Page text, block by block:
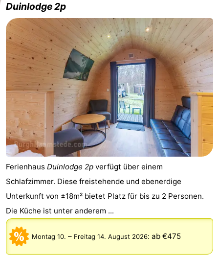
-
Schwimmbader
-
Radfahren
-
Wandern
-
Reiten
Golfplatze
-
Surfen
-
Essen
und
trinken
Veranstaltungen
Praktisch
Duinlodge 2p
Ferienhaus Duinlodge 2p verfügt über einem
Schlafzimmer. Diese freistehende und ebenerdige
Unterkunft von ±18m² bietet Platz für bis zu 2 Personen.
Die Küche ist unter anderem ...
Montag 10. – Freitag 14. August 2026: ab €475